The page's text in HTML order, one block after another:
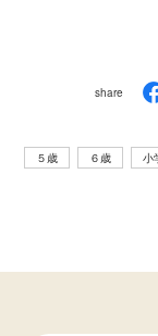
share
５歳 ６歳 小